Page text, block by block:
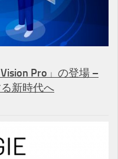
Pro」の登場 –
新時代へ